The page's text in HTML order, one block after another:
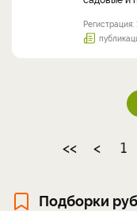
Регистрация:
<< < 1
Подборки